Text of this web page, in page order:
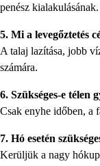
penész kialakulásának.
5. Mi a levegőztetés
A talaj lazítása, jobb
számára.
6. Szükséges-e télen
Csak enyhe időben, a
7. Hó esetén
Kerüljük a nagy